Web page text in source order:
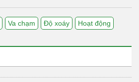
Va chạm Độ xoáy Hoạt động